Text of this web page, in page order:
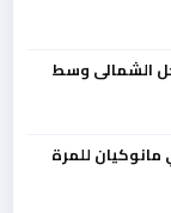
الشمالى وسط
للمرة